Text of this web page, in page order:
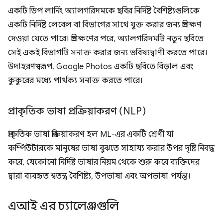
একটি ডিপ লার্নিং অ্যালগরিদমকে ছবির নির্দিষ্ট বৈশিষ্ট্যগুলিকে
একটি নির্দিষ্ট লেবেল বা বিভাগের সাথে যুক্ত করার জন্য প্রশিক্ষণ
দেওয়া যেতে পারে। প্রশিক্ষণের পরে, অ্যালগরিদমটি নতুন ছবিতে
সেই একই বিভাগটি সনাক্ত করার জন্য ভবিষ্যদ্বাণী করতে পারে।
উদাহরণস্বরূপ, Google Photos একটি ছবিতে বিড়াল এবং
কুকুরের মধ্যে পার্থক্য সনাক্ত করতে পারে।
প্রাকৃতিক ভাষা প্রক্রিয়াকরণ (NLP)
প্রাকৃতিক ভাষা প্রক্রিয়াকরণ হল ML-এর একটি শ্রেণী যা
কম্পিউটারকে মানুষের ভাষা বুঝতে সাহায্য করার উপর দৃষ্টি নিবদ্ধ
করে, যেকোনো নির্দিষ্ট ভাষার নিয়ম থেকে শুরু করে ব্যক্তিদের
দ্বারা ব্যবহৃত স্বতন্ত্র বৈশিষ্ট্য, উপভাষা এবং অপভাষা পর্যন্ত।
এআই এর চ্যালেঞ্জগুলি